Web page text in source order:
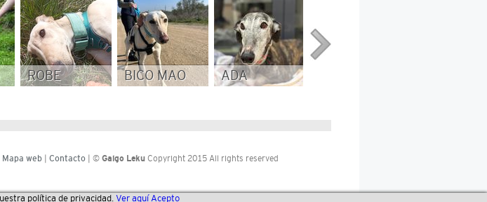
política de privacidad. Ver aquí Acepto
ROBE BICO MAO ADA
Mapa web| Contacto| © Galgo LekuCopyright 2015 All rights reserved